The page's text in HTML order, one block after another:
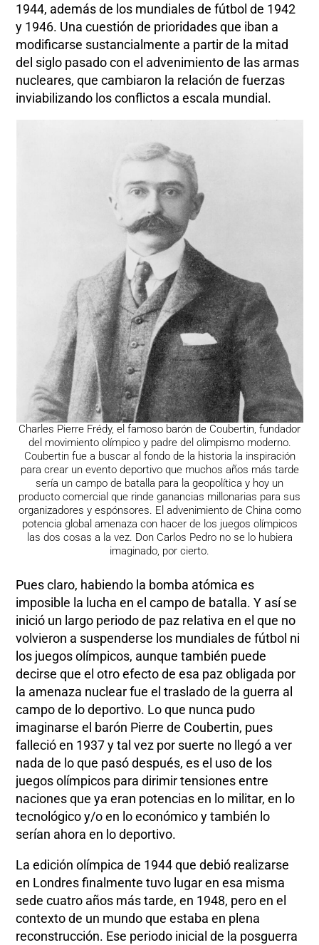
1944, además de los mundiales de fútbol de 1942
y 1946. Una cuestión de prioridades que iban a
modificarse sustancialmente a partir de la mitad
del siglo pasado con el advenimiento de las armas
nucleares, que cambiaron la relación de fuerzas
inviabilizando los conflictos a escala mundial.
Charles Pierre Frédy, el famoso barón de Coubertin, fundador
del movimiento olímpico y padre del olimpismo moderno.
Coubertin fue a buscar al fondo de la historia la inspiración
para crear un evento deportivo que muchos años más tarde
sería un campo de batalla para la geopolítica y hoy un
producto comercial que rinde ganancias millonarias para sus
organizadores y espónsores. El advenimiento de China como
potencia global amenaza con hacer de los juegos olímpicos
las dos cosas a la vez. Don Carlos Pedro no se lo hubiera
imaginado, por cierto.
Pues claro, habiendo la bomba atómica es
imposible la lucha en el campo de batalla. Y así se
inició un largo periodo de paz relativa en el que no
volvieron a suspenderse los mundiales de fútbol ni
los juegos olímpicos, aunque también puede
decirse que el otro efecto de esa paz obligada por
la amenaza nuclear fue el traslado de la guerra al
campo de lo deportivo. Lo que nunca pudo
imaginarse el barón Pierre de Coubertin, pues
falleció en 1937 y tal vez por suerte no llegó a ver
nada de lo que pasó después, es el uso de los
juegos olímpicos para dirimir tensiones entre
naciones que ya eran potencias en lo militar, en lo
tecnológico y/o en lo económico y también lo
serían ahora en lo deportivo.
La edición olímpica de 1944 que debió realizarse
en Londres finalmente tuvo lugar en esa misma
sede cuatro años más tarde, en 1948, pero en el
contexto de un mundo que estaba en plena
reconstrucción. Ese periodo inicial de la posguerra